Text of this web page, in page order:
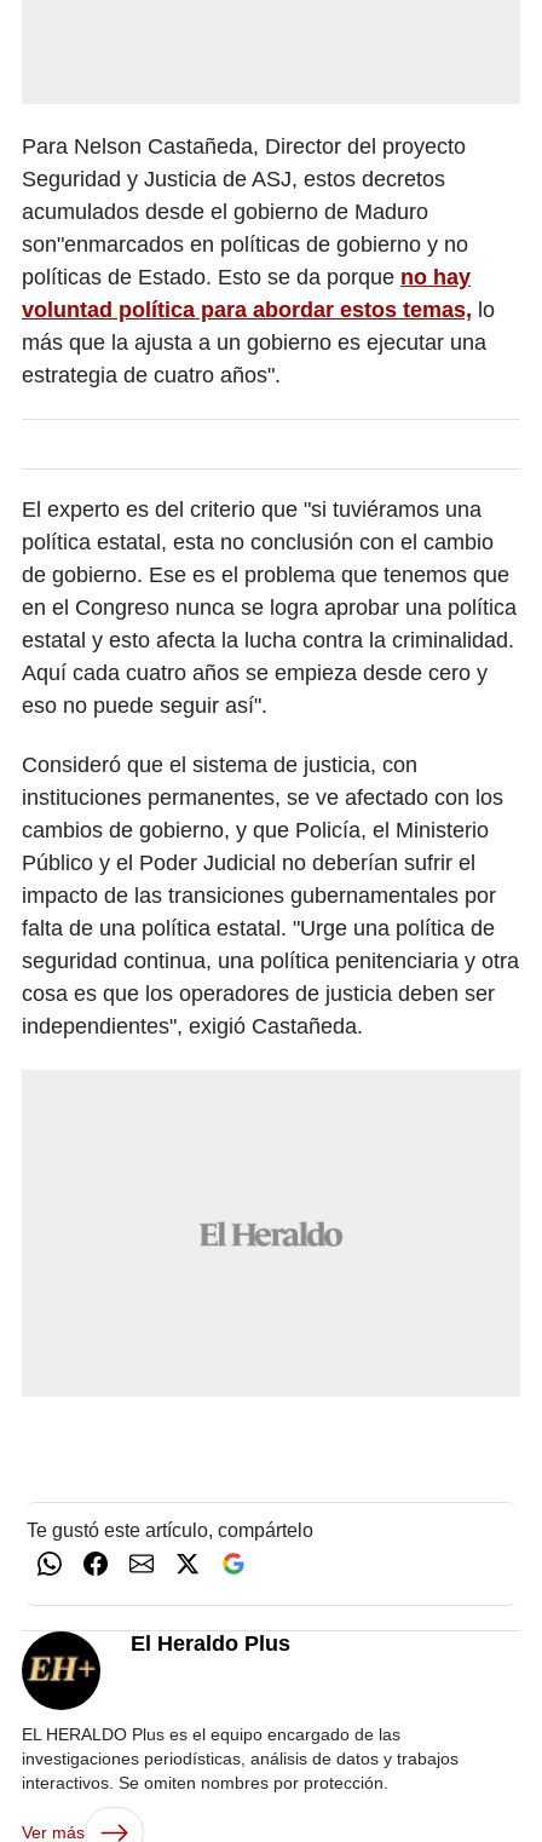
Para Nelson Castañeda, Director del proyecto
Seguridad y Justicia de ASJ, estos decretos
acumulados desde el gobierno de Maduro
son"enmarcados en políticas de gobierno y no
políticas de Estado. Esto se da porque no hay
voluntad política para abordar estos temas, lo
más que la ajusta a un gobierno es ejecutar una
estrategia de cuatro años".
El experto es del criterio que "si tuviéramos una
política estatal, esta no conclusión con el cambio
de gobierno. Ese es el problema que tenemos que
en el Congreso nunca se logra aprobar una política
estatal y esto afecta la lucha contra la criminalidad.
Aquí cada cuatro años se empieza desde cero y
eso no puede seguir así".
Consideró que el sistema de justicia, con
instituciones permanentes, se ve afectado con los
cambios de gobierno, y que Policía, el Ministerio
Público y el Poder Judicial no deberían sufrir el
impacto de las transiciones gubernamentales por
falta de una política estatal. "Urge una política de
seguridad continua, una política penitenciaria y otra
cosa es que los operadores de justicia deben ser
independientes", exigió Castañeda.
Te gustó este artículo, compártelo
El Heraldo Plus
EL HERALDO Plus es el equipo encargado de las
investigaciones periodísticas, análisis de datos y trabajos
interactivos. Se omiten nombres por protección.
Ver más